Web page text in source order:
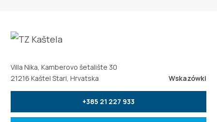
Villa Nika, Kamberovo šetalište 30
21216 Kaštel Stari, Hrvatska
Wskazówki
+385 21 227 933